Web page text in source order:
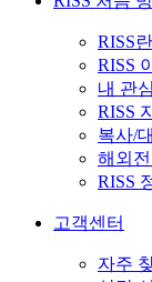
RISS
RISS
내 관
RISS
복사/
해외
RISS
고객센터
자주